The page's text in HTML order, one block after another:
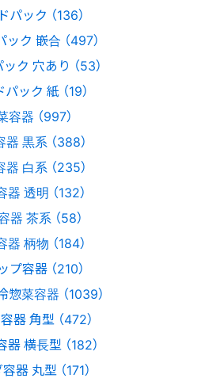
パック （136）
ク 嵌合 （497）
ク 穴あり （53）
ック 紙 （19）
容器 （997）
黒系 （388）
白系 （235）
器 透明 （132）
器 茶系 （58）
器 柄物 （184）
プ容器 （210）
惣菜容器 （1039）
器 角型 （472）
横長型 （182）
器 丸型 （171）